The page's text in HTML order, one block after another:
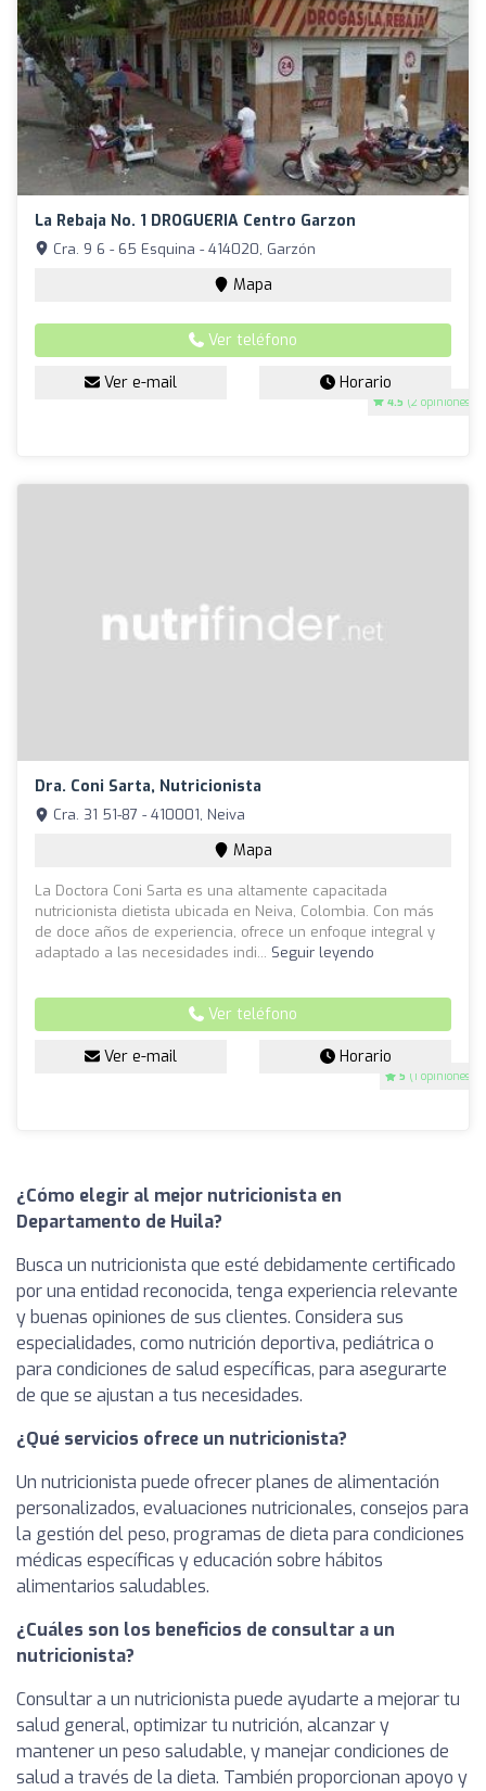
La Rebaja No. 1 DROGUERIA Centro Garzon
4.5 (2 opiniones)
Cra. 9 6 - 65 Esquina - 414020, Garzón
Mapa
Ver teléfono
Ver e-mail Horario
Dra. Coni Sarta, Nutricionista
5 (1 opiniones)
Cra. 31 51-87 - 410001, Neiva
Mapa
La Doctora Coni Sarta es una altamente capacitada
nutricionista dietista ubicada en Neiva, Colombia. Con más
de doce años de experiencia, ofrece un enfoque integral y
adaptado a las necesidades indi... Seguir leyendo
Ver teléfono
Ver e-mail Horario
¿Cómo elegir al mejor nutricionista en
Departamento de Huila?
Busca un nutricionista que esté debidamente certificado
por una entidad reconocida, tenga experiencia relevante
y buenas opiniones de sus clientes. Considera sus
especialidades, como nutrición deportiva, pediátrica o
para condiciones de salud específicas, para asegurarte
de que se ajustan a tus necesidades.
¿Qué servicios ofrece un nutricionista?
Un nutricionista puede ofrecer planes de alimentación
personalizados, evaluaciones nutricionales, consejos para
la gestión del peso, programas de dieta para condiciones
médicas específicas y educación sobre hábitos
alimentarios saludables.
¿Cuáles son los beneficios de consultar a un
nutricionista?
Consultar a un nutricionista puede ayudarte a mejorar tu
salud general, optimizar tu nutrición, alcanzar y
mantener un peso saludable, y manejar condiciones de
salud a través de la dieta. También proporcionan apoyo y